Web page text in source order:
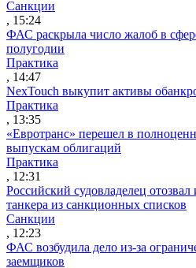
Санкции
, 15:24
ФАС раскрыла число жалоб в
полугодии
Практика
, 14:47
NexTouch выкупит активы
Практика
, 13:35
«Евротранс» перешел в
выпускам облигаций
Практика
, 12:31
Российский судовладелец
танкера из санкционных списков
Санкции
, 12:23
ФАС возбудила дело из-за
заемщиков